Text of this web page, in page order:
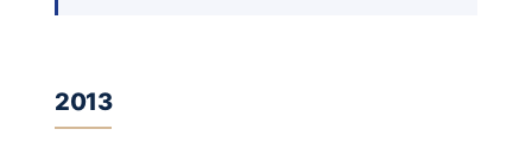
2013